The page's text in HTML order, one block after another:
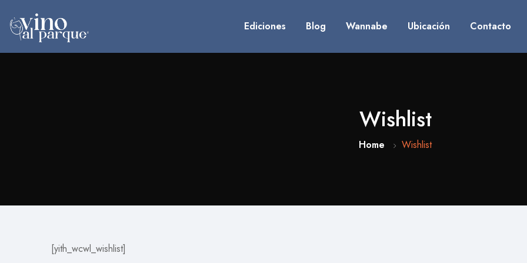
Ediciones Blog Wannabe Ubicación Contacto
Wishlist
Home Wishlist
[yith_wcwl_wishlist]